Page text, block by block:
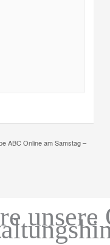
ABC Online am Samstag –
unsere